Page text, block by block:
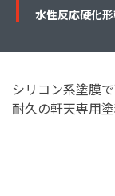
水性反応硬化
シリコン系塗膜
耐久の軒天専用